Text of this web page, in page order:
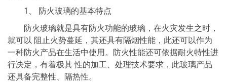
1、 防火玻璃的基本特点
防火玻璃就是具有防火功能的玻璃，在火灾发生之时，
就可以 阻止火势蔓延，其还具有隔烟性能，此还可以作为
一种防火产品在生活中使用。防火性能还可依据耐火特性进
行决定，有着极其 性的加工、处理技术要求，此玻璃产品
还具备完整性、隔热性。